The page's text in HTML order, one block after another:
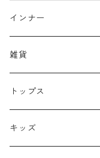
ヘッドアクセサリー
リング
イヤーカフ
ピアス
インナー
雑貨
バッグ
キャップ
トップス
ニット
キッズ